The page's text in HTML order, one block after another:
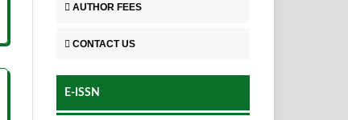
AUTHOR FEES
CONTACT US
E-ISSN